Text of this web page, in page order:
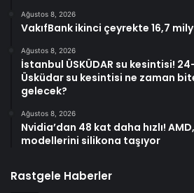
Ağustos 8, 2026
VakıfBank ikinci çeyrekte 16,7
Ağustos 8, 2026
İstanbul ÜSKÜDAR su kesintisi!
Üsküdar su kesintisi ne zaman
gelecek?
Ağustos 8, 2026
Nvidia’dan 48 kat daha hızlı!
modellerini silikona taşıyor
Rastgele Haberler